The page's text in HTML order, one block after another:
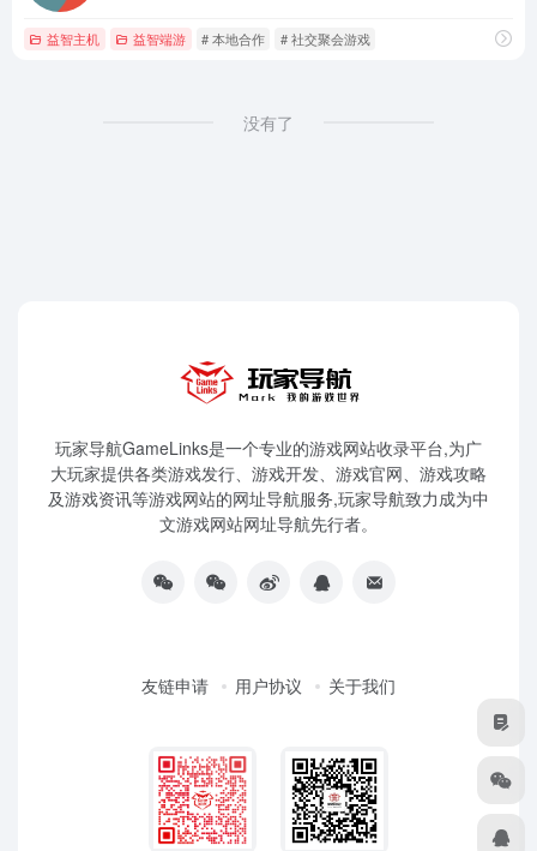
益智主机 益智端游 # 本地合作 # 社交聚会游戏
没有了
玩家导航GameLinks是一个专业的游戏网站收录平台,为广
大玩家提供各类游戏发行、游戏开发、游戏官网、游戏攻略
及游戏资讯等游戏网站的网址导航服务,玩家导航致力成为中
文游戏网站网址导航先行者。
友链申请 用户协议 关于我们